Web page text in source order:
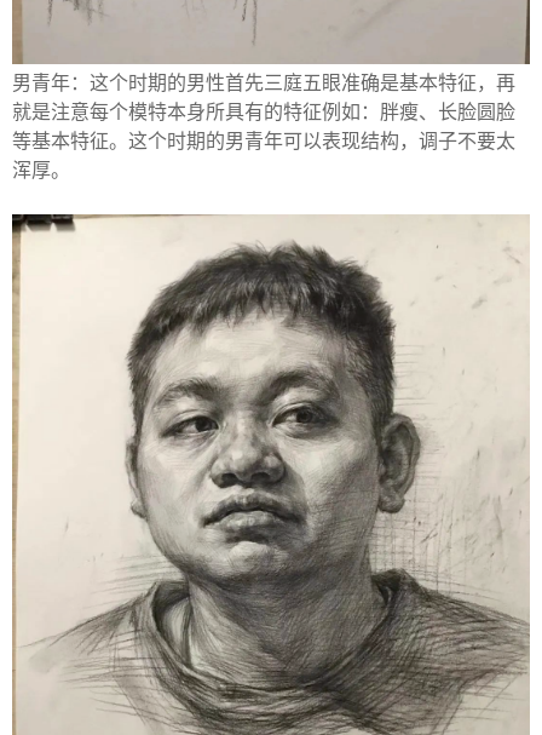
男青年：这个时期的男性首先三庭五眼准确是基本特征，再
就是注意每个模特本身所具有的特征例如：胖瘦、长脸圆脸
等基本特征。这个时期的男青年可以表现结构，调子不要太
浑厚。